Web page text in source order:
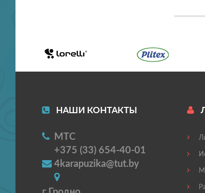
НАШИ КОНТАКТЫ
МТС
+375 (33) 654-40-01
4karapuzika@tut.by